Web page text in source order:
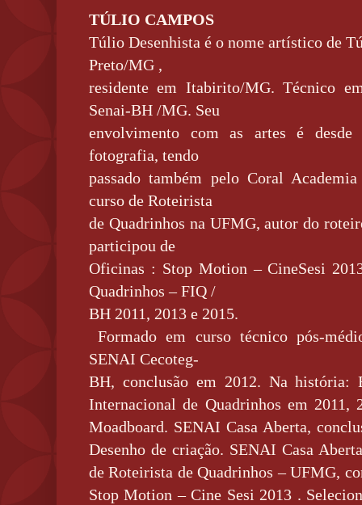
TÚLIO CAMPOS
Túlio Desenhista é o nome artístico de
Preto/MG ,
residente em Itabirito/MG. Técnico
Senai-BH /MG. Seu
envolvimento com as artes é
fotografia, tendo
passado também pelo Coral
curso de Roteirista
de Quadrinhos na UFMG, autor do
participou de
Oficinas : Stop Motion – CineSesi
Quadrinhos – FIQ /
BH 2011, 2013 e 2015.
Formado em curso técnico pós-
SENAI Cecoteg-
BH, conclusão em 2012. Na história:
Internacional de Quadrinhos em
Moadboard. SENAI Casa Aberta,
Desenho de criação. SENAI Casa
de Roteirista de Quadrinhos – UFMG,
Stop Motion – Cine Sesi 2013 .